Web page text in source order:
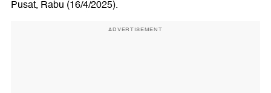
Pusat, Rabu (16/4/2025).
ADVERTISEMENT